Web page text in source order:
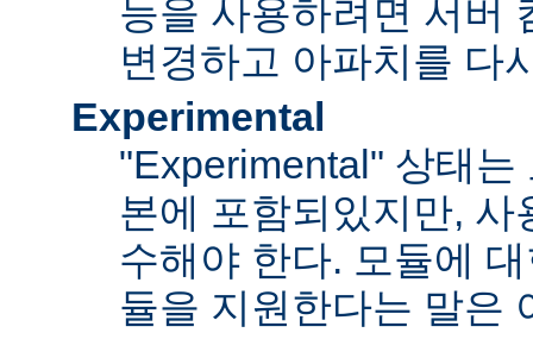
능을 사용하려면 서버
변경하고 아파치를 다
Experimental
"Experimental" 상태는
본에 포함되있지만, 사
수해야 한다. 모듈에
듈을 지원한다는 말은